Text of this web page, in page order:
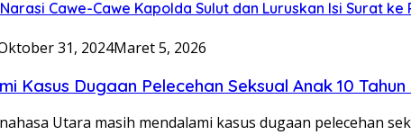
Cawe-Cawe Kapolda Sulut dan Luruskan Isi Surat ke
31, 2024Maret 5, 2026
Kasus Dugaan Pelecehan Seksual Anak 10
Utara masih mendalami kasus dugaan pelecehan